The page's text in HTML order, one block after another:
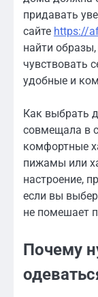
придавать
сайте https://
найти
чувствовать
удобные и
Как выбрать
совмещала в
комфортные
пижамы или
настроение,
если вы
не помешает
Почему